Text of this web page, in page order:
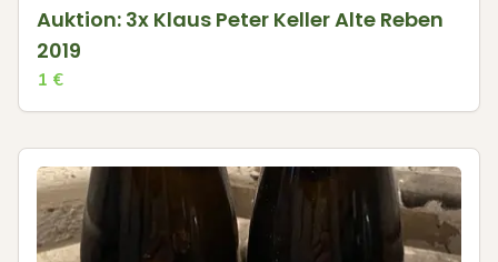
Auktion: 3x Klaus Peter Keller Alte Reben
2019
1 €